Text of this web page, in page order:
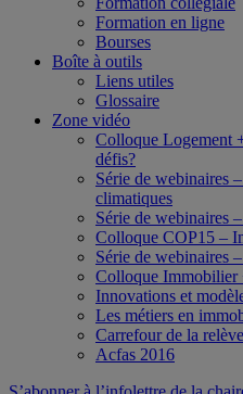
Formation en ligne
Bourses
Boîte à outils
Liens utiles
Glossaire
Zone vidéo
Colloque Logement
défis?
Série de webinaires
climatiques
Série de webinaires
Colloque COP15 –
Série de webinaires
Colloque
Innovations et
Les métiers en
Carrefour de la
Acfas 2016